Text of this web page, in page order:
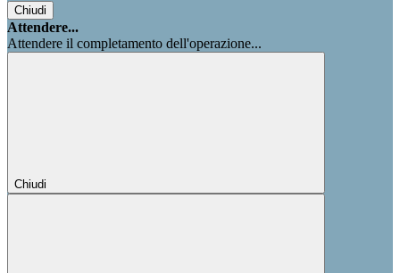
Chiudi
Attendere...
Attendere il completamento dell'operazione...
Chiudi